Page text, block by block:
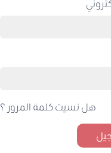
هل نسيت كلمة المرور ؟